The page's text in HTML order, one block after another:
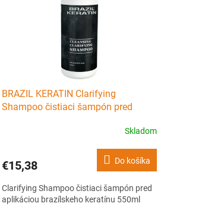
BRAZIL KERATIN Clarifying
Shampoo čistiaci šampón pred
Skladom
€15,38 Do košíka
Clarifying Shampoo čistiaci šampón pred
aplikáciou brazílskeho keratínu 550ml